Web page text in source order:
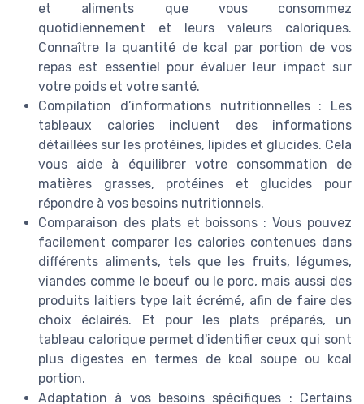
et aliments que vous consommez
quotidiennement et leurs valeurs caloriques.
Connaître la quantité de kcal par portion de vos
repas est essentiel pour évaluer leur impact sur
votre poids et votre santé.
Compilation d’informations nutritionnelles : Les
tableaux calories incluent des informations
détaillées sur les protéines, lipides et glucides. Cela
vous aide à équilibrer votre consommation de
matières grasses, protéines et glucides pour
répondre à vos besoins nutritionnels.
Comparaison des plats et boissons : Vous pouvez
facilement comparer les calories contenues dans
différents aliments, tels que les fruits, légumes,
viandes comme le boeuf ou le porc, mais aussi des
produits laitiers type lait écrémé, afin de faire des
choix éclairés. Et pour les plats préparés, un
tableau calorique permet d'identifier ceux qui sont
plus digestes en termes de kcal soupe ou kcal
portion.
Adaptation à vos besoins spécifiques : Certains